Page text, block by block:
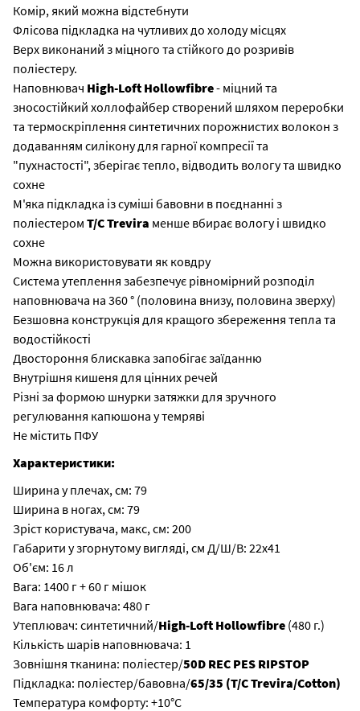
Комір, який можна відстебнути
Флісова підкладка на чутливих до холоду місцях
Верх виконаний з міцного та стійкого до розривів
поліестеру.
Наповнювач High-Loft Hollowfibre- міцний та
зносостійкий холлофайбер створений шляхом переробки
та термоскріплення синтетичних порожнистих волокон з
додаванням силікону для гарної компресії та
"пухнастості", зберігає тепло, відводить вологу та швидко
сохне
М'яка підкладка із суміші бавовни в поєднанні з
поліестером T/C Trevira менше вбирає вологу і швидко
сохне
Можна використовувати як ковдру
Система утеплення забезпечує рівномірний розподіл
наповнювача на 360 ° (половина внизу, половина зверху)
Безшовна конструкція для кращого збереження тепла та
водостійкості
Двостороння блискавка запобігає заїданню
Внутрішня кишеня для цінних речей
Різні за формою шнурки затяжки для зручного
регулювання капюшона у темряві
Не містить ПФУ
Характеристики:
Ширина у плечах, см: 79
Ширина в ногах, см: 79
Зріст користувача, макс, см: 200
Габарити у згорнутому вигляді, см Д/Ш/В: 22х41
Об'єм: 16 л
Вага: 1400 г + 60 г мішок
Вага наповнювача: 480 г
Утеплювач: синтетичний/High-Loft Hollowfibre (480 г.)
Кількість шарів наповнювача: 1
Зовнішня тканина: поліестер/50D REC PES RIPSTOP
Підкладка: поліестер/бавовна/65/35 (T/C Trevira/Cotton)
Температура комфорту: +10°C